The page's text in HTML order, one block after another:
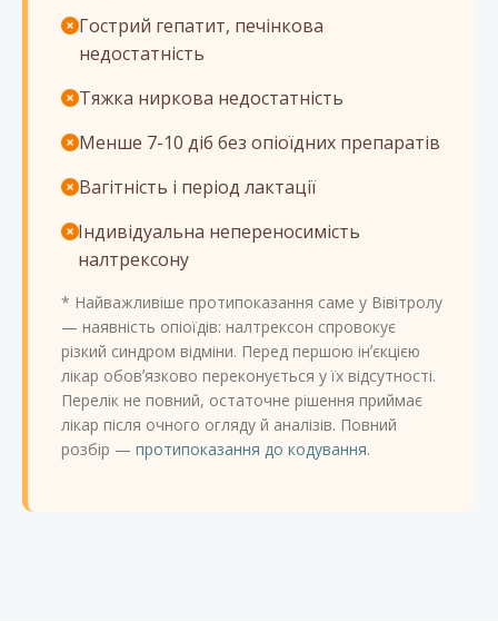
Гострий гепатит, печінкова
недостатність
Тяжка ниркова недостатність
Менше 7-10 діб без опіоїдних препаратів
Вагітність і період лактації
Індивідуальна непереносимість
налтрексону
* Найважливіше протипоказання саме у Вівітролу
— наявність опіоїдів: налтрексон спровокує
різкий синдром відміни. Перед першою інʼєкцією
лікар обовʼязково переконується у їх відсутності.
Перелік не повний, остаточне рішення приймає
лікар після очного огляду й аналізів. Повний
розбір — протипоказання до кодування.